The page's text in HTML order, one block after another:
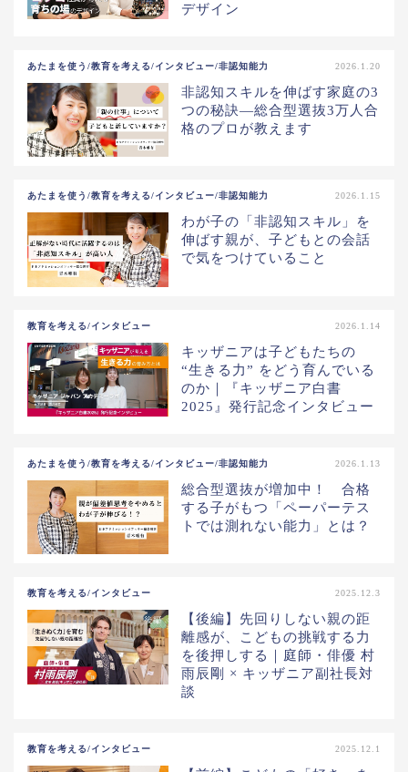
デザイン
あたまを使う/教育を考える/インタビュー/非認知能力 2026.1.20
非認知スキルを伸ばす家庭の3
つの秘訣―総合型選抜3万人合
格のプロが教えます
あたまを使う/教育を考える/インタビュー/非認知能力 2026.1.15
わが子の「非認知スキル」を
伸ばす親が、子どもとの会話
で気をつけていること
教育を考える/インタビュー 2026.1.14
キッザニアは子どもたちの
“生きる力” をどう育んでいる
のか｜『キッザニア白書
2025』発行記念インタビュー
あたまを使う/教育を考える/インタビュー/非認知能力 2026.1.13
総合型選抜が増加中！ 合格
する子がもつ「ペーパーテス
トでは測れない能力」とは？
教育を考える/インタビュー 2025.12.3
【後編】先回りしない親の距
離感が、こどもの挑戦する力
を後押しする｜庭師・俳優 村
雨辰剛 × キッザニア副社長対
談
教育を考える/インタビュー 2025.12.1